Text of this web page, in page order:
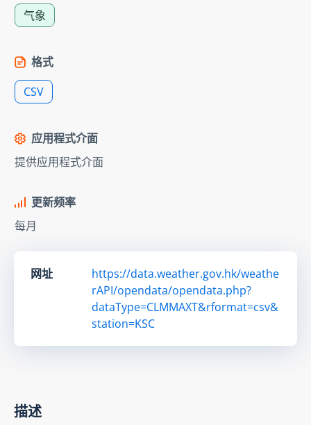
气象
格式
CSV
应用程式介面
提供应用程式介面
更新频率
每月
网址
https://data.weather.gov.hk/weathe
rAPI/opendata/opendata.php?
dataType=CLMMAXT&rformat=csv&
station=KSC
描述